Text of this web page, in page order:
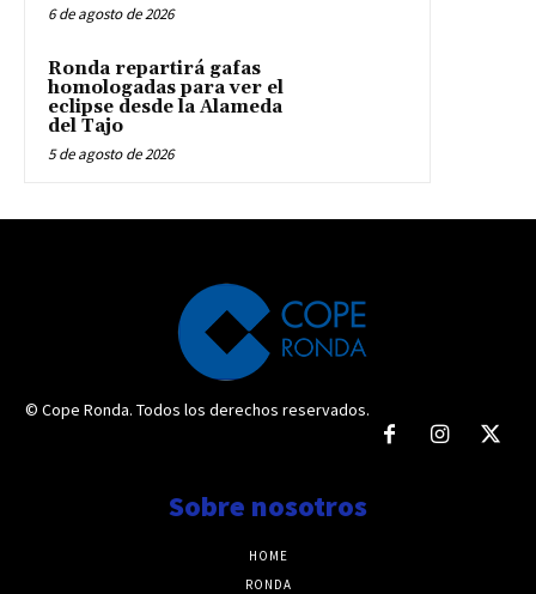
6 de agosto de 2026
Ronda repartirá gafas
homologadas para ver el
eclipse desde la Alameda
del Tajo
5 de agosto de 2026
© Cope Ronda. Todos los derechos reservados.
Sobre nosotros
HOME
RONDA